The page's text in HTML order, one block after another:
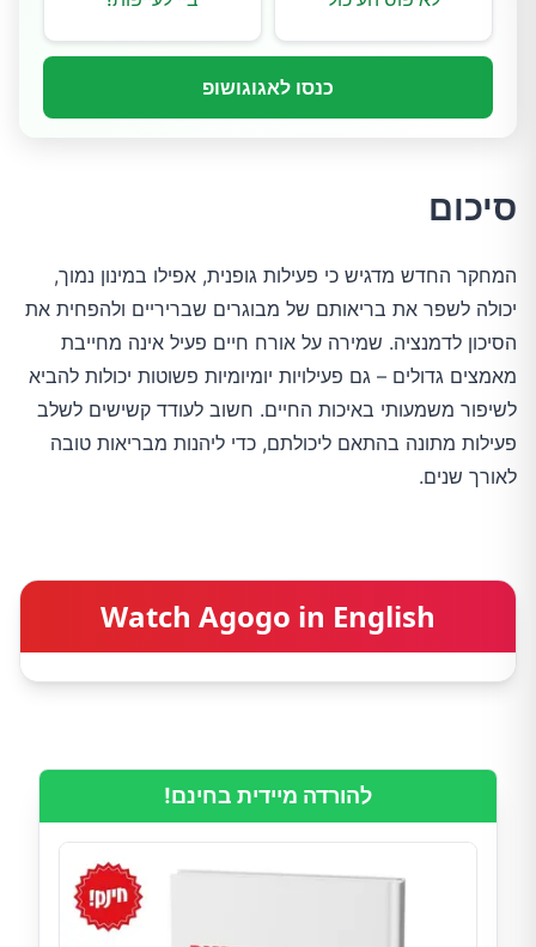
כנסו לאגוגושופ
סיכום
המחקר החדש מדגיש כי פעילות גופנית, אפילו במינון נמוך,
יכולה לשפר את בריאותם של מבוגרים שבריריים ולהפחית את
הסיכון לדמנציה. שמירה על אורח חיים פעיל אינה מחייבת
מאמצים גדולים – גם פעילויות יומיומיות פשוטות יכולות להביא
לשיפור משמעותי באיכות החיים. חשוב לעודד קשישים לשלב
פעילות מתונה בהתאם ליכולתם, כדי ליהנות מבריאות טובה
לאורך שנים.
Watch Agogo in English
להורדה מיידית בחינם!